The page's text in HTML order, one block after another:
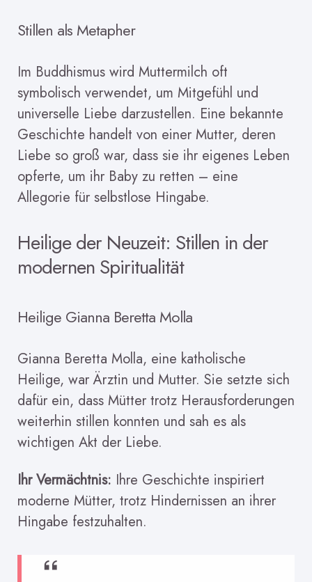
Stillen als Metapher
Im Buddhismus wird Muttermilch oft
symbolisch verwendet, um Mitgefühl und
universelle Liebe darzustellen. Eine bekannte
Geschichte handelt von einer Mutter, deren
Liebe so groß war, dass sie ihr eigenes Leben
opferte, um ihr Baby zu retten – eine
Allegorie für selbstlose Hingabe.
Heilige der Neuzeit: Stillen in der
modernen Spiritualität
Heilige Gianna Beretta Molla
Gianna Beretta Molla, eine katholische
Heilige, war Ärztin und Mutter. Sie setzte sich
dafür ein, dass Mütter trotz Herausforderungen
weiterhin stillen konnten und sah es als
wichtigen Akt der Liebe.
Ihr Vermächtnis: Ihre Geschichte inspiriert
moderne Mütter, trotz Hindernissen an ihrer
Hingabe festzuhalten.